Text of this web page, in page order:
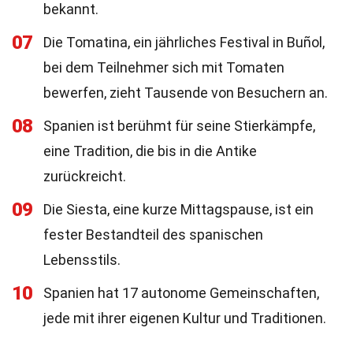
bekannt.
07
Die Tomatina, ein jährliches Festival in Buñol,
bei dem Teilnehmer sich mit Tomaten
bewerfen, zieht Tausende von Besuchern an.
08
Spanien ist berühmt für seine Stierkämpfe,
eine Tradition, die bis in die Antike
zurückreicht.
09
Die Siesta, eine kurze Mittagspause, ist ein
fester Bestandteil des spanischen
Lebensstils.
10
Spanien hat 17 autonome Gemeinschaften,
jede mit ihrer eigenen Kultur und Traditionen.